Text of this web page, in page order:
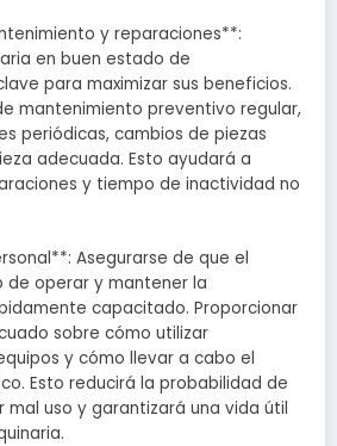
y reparaciones**:
en buen estado de
para maximizar sus beneficios.
mantenimiento preventivo regular,
periódicas, cambios de piezas
adecuada. Esto ayudará a
y tiempo de inactividad no
Asegurarse de que el
de operar y mantener la
capacitado. Proporcionar
sobre cómo utilizar
y cómo llevar a cabo el
Esto reducirá la probabilidad de
mal uso y garantizará una vida útil